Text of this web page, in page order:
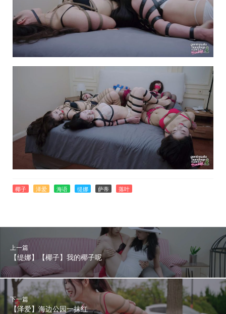
椰子 泽爱 海语 缇娜 萨蒂 落叶
上一篇
【缇娜】【椰子】我的椰子呢
下一篇
【泽爱】海边公园一抹红